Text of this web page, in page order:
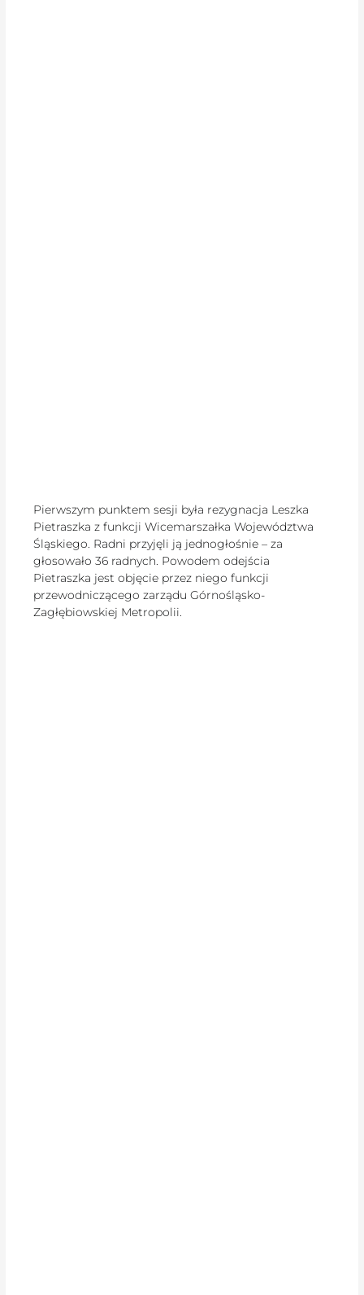
Pierwszym punktem sesji była rezygnacja Leszka
Pietraszka z funkcji Wicemarszałka Województwa
Śląskiego. Radni przyjęli ją jednogłośnie – za
głosowało 36 radnych. Powodem odejścia
Pietraszka jest objęcie przez niego funkcji
przewodniczącego zarządu Górnośląsko-
Zagłębiowskiej Metropolii.